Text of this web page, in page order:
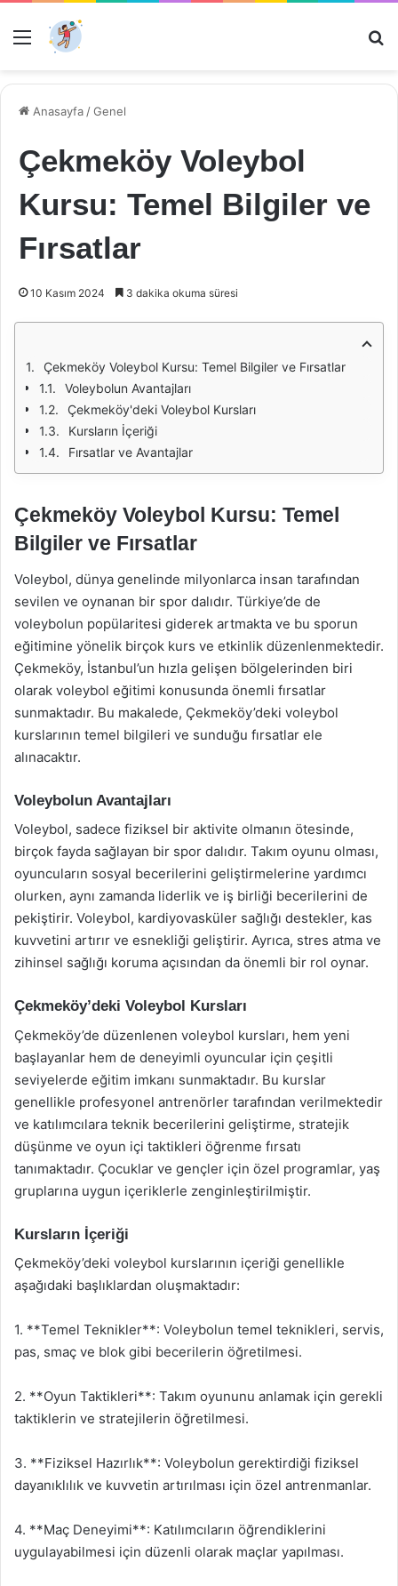
Menü
Anasayfa /Genel
Çekmeköy Voleybol
Kursu: Temel Bilgiler ve
Fırsatlar
10 Kasım 2024 3 dakika okuma süresi
Çekmeköy Voleybol Kursu: Temel Bilgiler ve Fırsatlar
Voleybolun Avantajları
Çekmeköy'deki Voleybol Kursları
Kursların İçeriği
Fırsatlar ve Avantajlar
Çekmeköy Voleybol Kursu: Temel
Bilgiler ve Fırsatlar
Voleybol, dünya genelinde milyonlarca insan tarafından
sevilen ve oynanan bir spor dalıdır. Türkiye’de de
voleybolun popülaritesi giderek artmakta ve bu sporun
eğitimine yönelik birçok kurs ve etkinlik düzenlenmektedir.
Çekmeköy, İstanbul’un hızla gelişen bölgelerinden biri
olarak voleybol eğitimi konusunda önemli fırsatlar
sunmaktadır. Bu makalede, Çekmeköy’deki voleybol
kurslarının temel bilgileri ve sunduğu fırsatlar ele
alınacaktır.
Voleybolun Avantajları
Voleybol, sadece fiziksel bir aktivite olmanın ötesinde,
birçok fayda sağlayan bir spor dalıdır. Takım oyunu olması,
oyuncuların sosyal becerilerini geliştirmelerine yardımcı
olurken, aynı zamanda liderlik ve iş birliği becerilerini de
pekiştirir. Voleybol, kardiyovasküler sağlığı destekler, kas
kuvvetini artırır ve esnekliği geliştirir. Ayrıca, stres atma ve
zihinsel sağlığı koruma açısından da önemli bir rol oynar.
Çekmeköy’deki Voleybol Kursları
Çekmeköy’de düzenlenen voleybol kursları, hem yeni
başlayanlar hem de deneyimli oyuncular için çeşitli
seviyelerde eğitim imkanı sunmaktadır. Bu kurslar
genellikle profesyonel antrenörler tarafından verilmektedir
ve katılımcılara teknik becerilerini geliştirme, stratejik
düşünme ve oyun içi taktikleri öğrenme fırsatı
tanımaktadır. Çocuklar ve gençler için özel programlar, yaş
gruplarına uygun içeriklerle zenginleştirilmiştir.
Kursların İçeriği
Çekmeköy’deki voleybol kurslarının içeriği genellikle
aşağıdaki başlıklardan oluşmaktadır:
1. **Temel Teknikler**: Voleybolun temel teknikleri, servis,
pas, smaç ve blok gibi becerilerin öğretilmesi.
2. **Oyun Taktikleri**: Takım oyununu anlamak için gerekli
taktiklerin ve stratejilerin öğretilmesi.
3. **Fiziksel Hazırlık**: Voleybolun gerektirdiği fiziksel
dayanıklılık ve kuvvetin artırılması için özel antrenmanlar.
4. **Maç Deneyimi**: Katılımcıların öğrendiklerini
uygulayabilmesi için düzenli olarak maçlar yapılması.